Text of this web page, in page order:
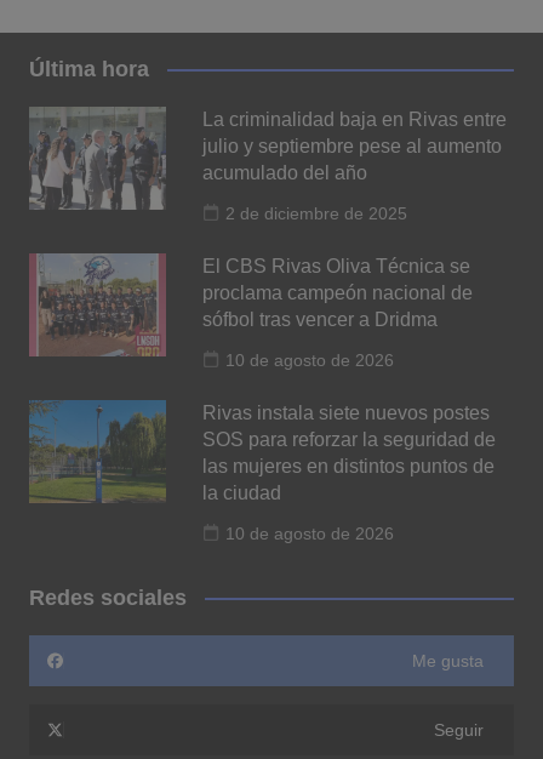
Última hora
La criminalidad baja en Rivas entre
julio y septiembre pese al aumento
acumulado del año
2 de diciembre de 2025
El CBS Rivas Oliva Técnica se
proclama campeón nacional de
sófbol tras vencer a Dridma
10 de agosto de 2026
Rivas instala siete nuevos postes
SOS para reforzar la seguridad de
las mujeres en distintos puntos de
la ciudad
10 de agosto de 2026
Redes sociales
Me gusta
Seguir